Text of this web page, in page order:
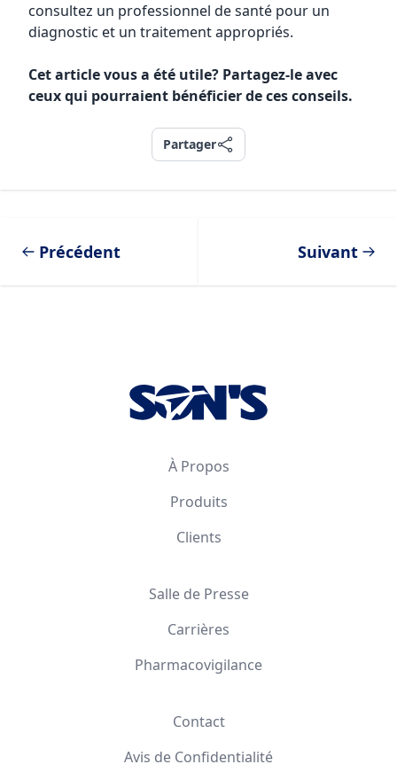
consultez un professionnel de santé pour un
diagnostic et un traitement appropriés.
Cet article vous a été utile? Partagez-le avec
ceux qui pourraient bénéficier de ces conseils.
Partager
Partager
Précédent Suivant
À Propos
Produits
Clients
Salle de Presse
Carrières
Pharmacovigilance
Contact
Avis de Confidentialité